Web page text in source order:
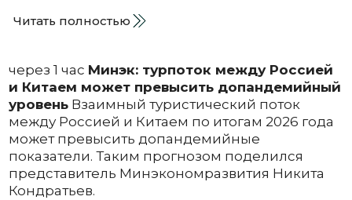
Читать полностью
через 1 час Минэк: турпоток между Россией
и Китаем может превысить допандемийный
уровеньВзаимный туристический поток
между Россией и Китаем по итогам 2026 года
может превысить допандемийные
показатели. Таким прогнозом поделился
представитель Минэкономразвития Никита
Кондратьев.